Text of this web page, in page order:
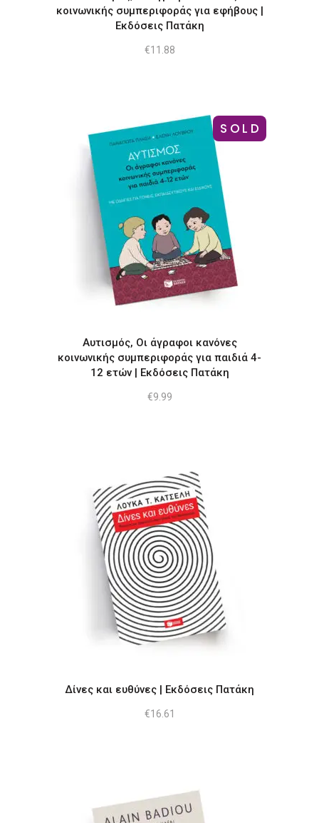
κοινωνικής συμπεριφοράς για εφήβους |
Εκδόσεις Πατάκη
€11.88
SOLD
Αυτισμός, Οι άγραφοι κανόνες
κοινωνικής συμπεριφοράς για παιδιά 4-
12 ετών | Εκδόσεις Πατάκη
€9.99
Δίνες και ευθύνες | Εκδόσεις Πατάκη
€16.61